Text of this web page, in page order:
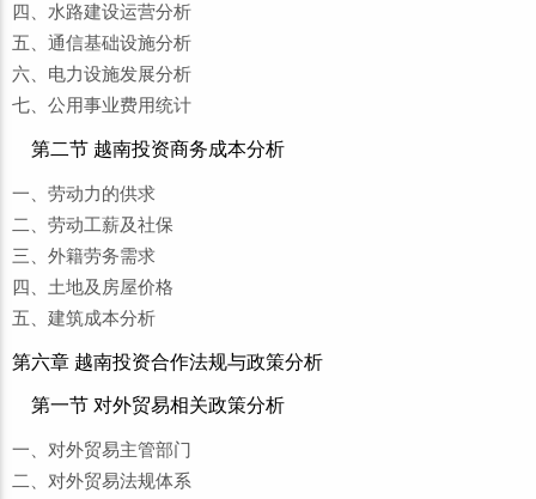
四、水路建设运营分析
五、通信基础设施分析
六、电力设施发展分析
七、公用事业费用统计
第二节 越南投资商务成本分析
一、劳动力的供求
二、劳动工薪及社保
三、外籍劳务需求
四、土地及房屋价格
五、建筑成本分析
第六章 越南投资合作法规与政策分析
第一节 对外贸易相关政策分析
一、对外贸易主管部门
二、对外贸易法规体系